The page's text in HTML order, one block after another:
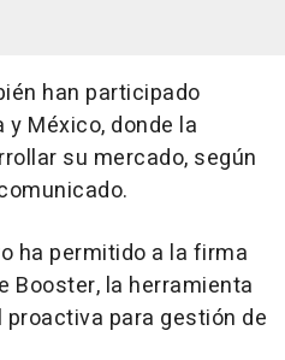
han participado
México, donde la
su mercado, según
ha permitido a la firma
Booster, la herramienta
para gestión de